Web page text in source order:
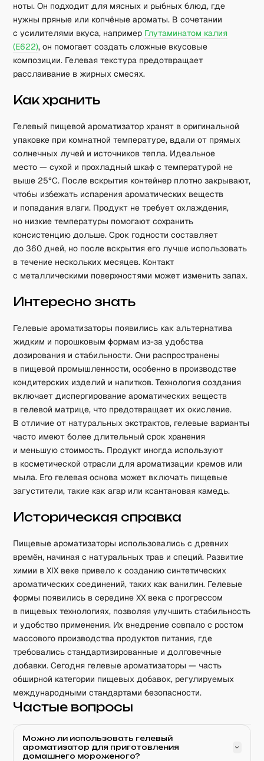
ноты. Он подходит для мясных и рыбных блюд, где
нужны пряные или копчёные ароматы. В сочетании
с усилителями вкуса, например Глутаминатом калия
(E622), он помогает создать сложные вкусовые
композиции. Гелевая текстура предотвращает
расслаивание в жирных смесях.
Как хранить
Гелевый пищевой ароматизатор хранят в оригинальной
упаковке при комнатной температуре, вдали от прямых
солнечных лучей и источников тепла. Идеальное
место — сухой и прохладный шкаф с температурой не
выше 25°C. После вскрытия контейнер плотно закрывают,
чтобы избежать испарения ароматических веществ
и попадания влаги. Продукт не требует охлаждения,
но низкие температуры помогают сохранить
консистенцию дольше. Срок годности составляет
до 360 дней, но после вскрытия его лучше использовать
в течение нескольких месяцев. Контакт
с металлическими поверхностями может изменить запах.
Интересно знать
Гелевые ароматизаторы появились как альтернатива
жидким и порошковым формам из-за удобства
дозирования и стабильности. Они распространены
в пищевой промышленности, особенно в производстве
кондитерских изделий и напитков. Технология создания
включает диспергирование ароматических веществ
в гелевой матрице, что предотвращает их окисление.
В отличие от натуральных экстрактов, гелевые варианты
часто имеют более длительный срок хранения
и меньшую стоимость. Продукт иногда используют
в косметической отрасли для ароматизации кремов или
мыла. Его гелевая основа может включать пищевые
загустители, такие как агар или ксантановая камедь.
Историческая справка
Пищевые ароматизаторы использовались с древних
времён, начиная с натуральных трав и специй. Развитие
химии в XIX веке привело к созданию синтетических
ароматических соединений, таких как ванилин. Гелевые
формы появились в середине XX века с прогрессом
в пищевых технологиях, позволяя улучшить стабильность
и удобство применения. Их внедрение совпало с ростом
массового производства продуктов питания, где
требовались стандартизированные и долговечные
добавки. Сегодня гелевые ароматизаторы — часть
обширной категории пищевых добавок, регулируемых
международными стандартами безопасности.
Частые вопросы
Можно ли использовать гелевый
ароматизатор для приготовления
домашнего мороженого?